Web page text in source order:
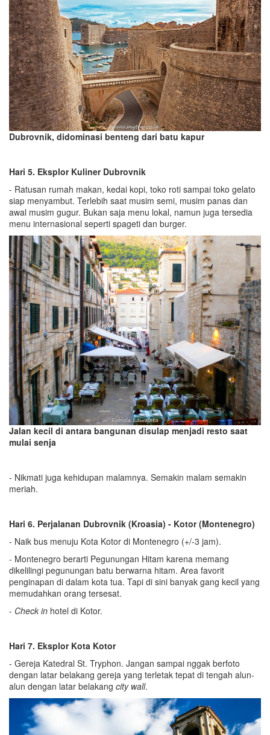
Dubrovnik, didominasi benteng dari batu kapur
Hari 5. Eksplor Kuliner Dubrovnik
- Ratusan rumah makan, kedai kopi, toko roti sampai toko gelato
siap menyambut. Terlebih saat musim semi, musim panas dan
awal musim gugur. Bukan saja menu lokal, namun juga tersedia
menu internasional seperti spageti dan burger.
Jalan kecil di antara bangunan disulap menjadi resto saat
mulai senja
- Nikmati juga kehidupan malamnya. Semakin malam semakin
meriah.
Hari 6. Perjalanan Dubrovnik (Kroasia) - Kotor (Montenegro)
- Naik bus menuju Kota Kotor di Montenegro (+/-3 jam).
- Montenegro berarti Pegunungan Hitam karena memang
dikelilingi pegunungan batu berwarna hitam. Area favorit
penginapan di dalam kota tua. Tapi di sini banyak gang kecil yang
memudahkan orang tersesat.
- Check in hotel di Kotor.
Hari 7. Eksplor Kota Kotor
- Gereja Katedral St. Tryphon. Jangan sampai nggak berfoto
dengan latar belakang gereja yang terletak tepat di tengah alun-
alun dengan latar belakang city wall.